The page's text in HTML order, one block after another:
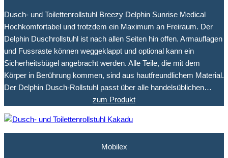
Dusch- und Toilettenrollstuhl Breezy Delphin Sunrise Medical
Hochkomfortabel und trotzdem ein Maximum an Freiraum. Der
Delphin Duschrollstuhl ist nach allen Seiten hin offen. Armauflagen
und Fussraste können weggeklappt und optional kann ein
Sicherheitsbügel angebracht werden. Alle Teile, die mit dem
Körper in Berührung kommen, sind aus hautfreundlichem Material.
Der Delphin Dusch-Rollstuhl passt über alle handelsüblichen…
zum Produkt
Mobilex